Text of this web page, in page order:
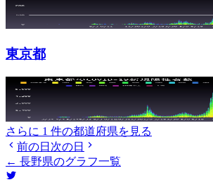
東京都
さらに 1 件の都道府県を見る
前の日 次の日
← 長野県のグラフ一覧